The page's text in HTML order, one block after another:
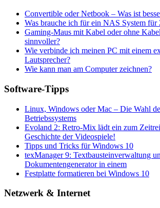
Convertible oder Netbook – Was ist
Was brauche ich für ein NAS System für
Gaming-Maus mit Kabel oder ohne
sinnvoller?
Wie verbinde ich meinen PC mit einem
Lautsprecher?
Wie kann man am Computer zeichnen?
Software-Tipps
Linux, Windows oder Mac – Die Wahl
Betriebssystems
Evoland 2: Retro-Mix lädt ein zum
Geschichte der Videospiele!
Tipps und Tricks für Windows 10
texManager 9: Textbausteinverwaltung
Dokumentengenerator in einem
Festplatte formatieren bei Windows 10
Netzwerk & Internet